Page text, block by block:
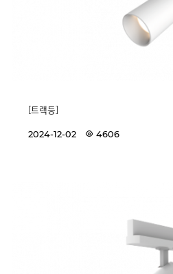
[트랙등]
2024-12-02 4606